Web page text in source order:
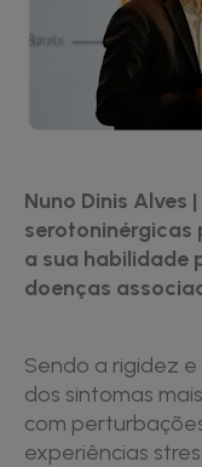
Nuno Dinis
serotoninérgicas
a sua habilidade
doenças
Sendo a rigidez
dos sintomas
com
experiências